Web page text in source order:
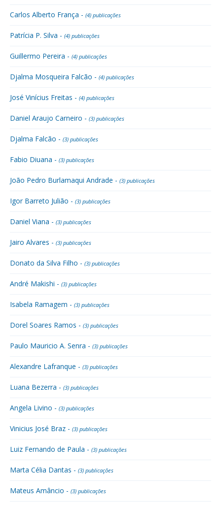
Carlos Alberto França - (4) publicações
Patrícia P. Silva - (4) publicações
Guillermo Pereira - (4) publicações
Djalma Mosqueira Falcão - (4) publicações
José Vinícius Freitas - (4) publicações
Daniel Araujo Carneiro - (3) publicações
Djalma Falcão - (3) publicações
Fabio Diuana - (3) publicações
João Pedro Burlamaqui Andrade - (3) publicações
Igor Barreto Julião - (3) publicações
Daniel Viana - (3) publicações
Jairo Alvares - (3) publicações
Donato da Silva Filho - (3) publicações
André Makishi - (3) publicações
Isabela Ramagem - (3) publicações
Dorel Soares Ramos - (3) publicações
Paulo Mauricio A. Senra - (3) publicações
Alexandre Lafranque - (3) publicações
Luana Bezerra - (3) publicações
Angela Livino - (3) publicações
Vinicius José Braz - (3) publicações
Luiz Fernando de Paula - (3) publicações
Marta Célia Dantas - (3) publicações
Mateus Amâncio - (3) publicações